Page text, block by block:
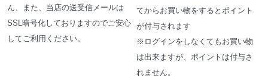
ん、また、当店の送受信メールは
SSL暗号化しておりますのでご安心
してご利用ください。
てからお買い物をするとポイント
が付与されます
※ログインをしなくてもお買い物
は出来ますが、ポイントは付与さ
れません。